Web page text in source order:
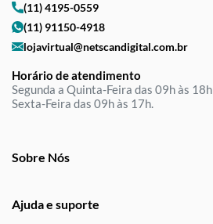
(11) 4195-0559
(11) 91150-4918
lojavirtual@netscandigital.com.br
Horário de atendimento
Segunda a Quinta-Feira das 09h às 18h
Sexta-Feira das 09h às 17h.
Sobre Nós
Ajuda e suporte